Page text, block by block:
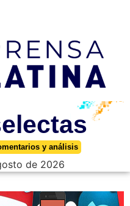
y análisis
de 2026